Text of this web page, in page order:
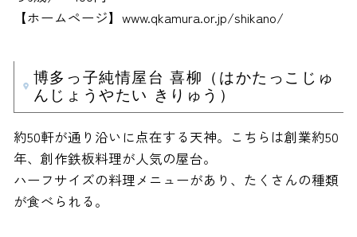
【ホームページ】www.qkamura.or.jp/shikano/
博多っ子純情屋台 喜柳（はかたっこじゅ
んじょうやたい きりゅう）
約50軒が通り沿いに点在する天神。こちらは創業約50
年、創作鉄板料理が人気の屋台。
ハーフサイズの料理メニューがあり、たくさんの種類
が食べられる。